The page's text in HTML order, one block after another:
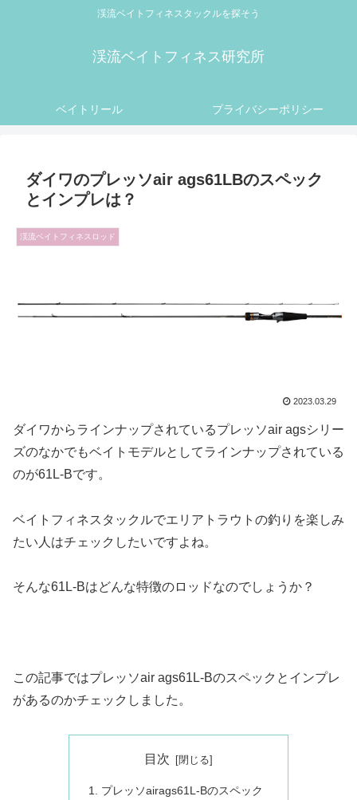
渓流ベイトフィネスタックルを探そう
渓流ベイトフィネス研究所
ベイトリール プライバシーポリシー
ダイワのプレッソair ags61LBのスペック
とインプレは？
渓流ベイトフィネスロッド
2023.03.29
ダイワからラインナップされているプレッソair agsシリー
ズのなかでもベイトモデルとしてラインナップされている
のが61L-Bです。
ベイトフィネスタックルでエリアトラウトの釣りを楽しみ
たい人はチェックしたいですよね。
そんな61L-Bはどんな特徴のロッドなのでしょうか？
この記事ではプレッソair ags61L-Bのスペックとインプレ
があるのかチェックしました。
目次
プレッソairags61L-Bのスペック